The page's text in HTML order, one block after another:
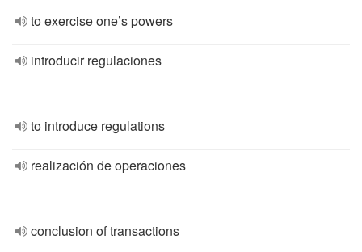
to exercise one’s powers
introducir regulaciones
to introduce regulations
realización de operaciones
conclusion of transactions